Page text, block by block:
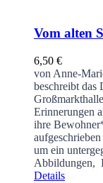
Vom alten
6,50 €
von Anne-
beschreibt das
Erinnerungen
ihre
um ein
Abbildungen,
Details